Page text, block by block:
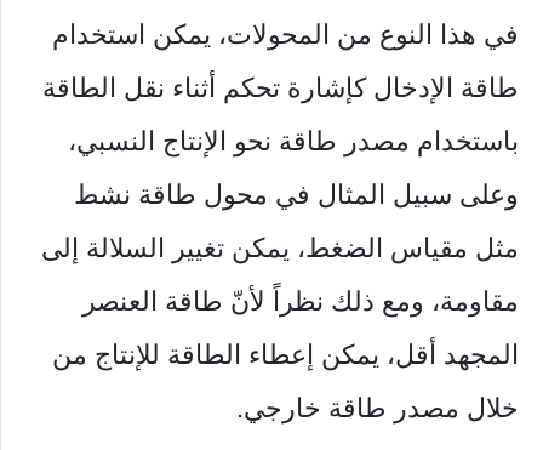
في هذا النوع من المحولات، يمكن استخدام
طاقة الإدخال كإشارة تحكم أثناء نقل الطاقة
باستخدام مصدر طاقة نحو الإنتاج النسبي،
وعلى سبيل المثال في محول طاقة نشط
مثل مقياس الضغط، يمكن تغيير السلالة إلى
مقاومة، ومع ذلك نظراً لأنّ طاقة العنصر
المجهد أقل، يمكن إعطاء الطاقة للإنتاج من
خلال مصدر طاقة خارجي.